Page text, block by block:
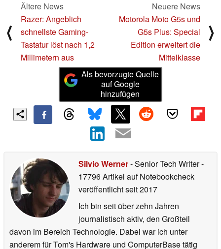
⟨
Ältere News
Razer: Angeblich
schnellste Gaming-
Tastatur löst nach 1,2
Millimetern aus
Neuere News
Motorola Moto G5s und
G5s Plus: Special
Edition erweitert die
Mittelklasse
⟩
Als bevorzugte Quelle
auf Google
hinzufügen
Silvio Werner- Senior Tech Writer-
17796 Artikel auf Notebookcheck
veröffentlichtseit 2017
Ich bin seit über zehn Jahren
journalistisch aktiv, den Großteil
davon im Bereich Technologie. Dabei war ich unter
anderem für Tom's Hardware und ComputerBase tätig